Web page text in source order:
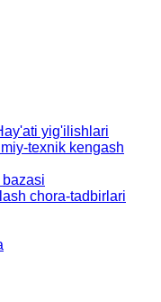
yig'ilishlari
texnik kengash
bazasi
chora-tadbirlari